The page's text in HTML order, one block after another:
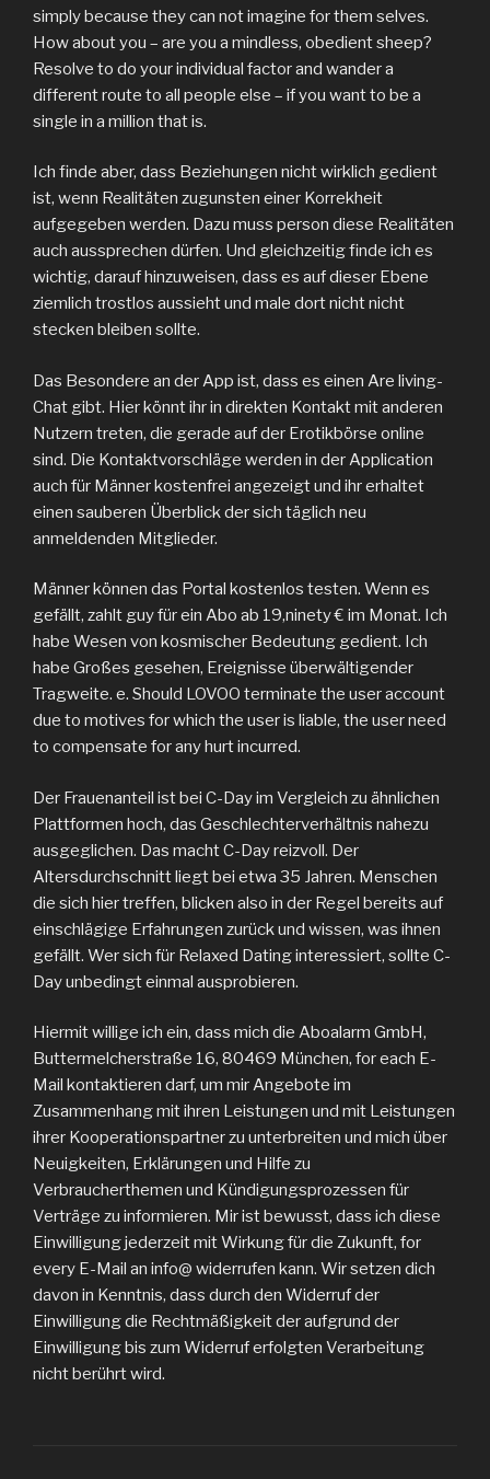
simply because they can not imagine for them selves.
How about you – are you a mindless, obedient sheep?
Resolve to do your individual factor and wander a
different route to all people else – if you want to be a
single in a million that is.
Ich finde aber, dass Beziehungen nicht wirklich gedient
ist, wenn Realitäten zugunsten einer Korrekheit
aufgegeben werden. Dazu muss person diese Realitäten
auch aussprechen dürfen. Und gleichzeitig finde ich es
wichtig, darauf hinzuweisen, dass es auf dieser Ebene
ziemlich trostlos aussieht und male dort nicht nicht
stecken bleiben sollte.
Das Besondere an der App ist, dass es einen Are living-
Chat gibt. Hier könnt ihr in direkten Kontakt mit anderen
Nutzern treten, die gerade auf der Erotikbörse online
sind. Die Kontaktvorschläge werden in der Application
auch für Männer kostenfrei angezeigt und ihr erhaltet
einen sauberen Überblick der sich täglich neu
anmeldenden Mitglieder.
Männer können das Portal kostenlos testen. Wenn es
gefällt, zahlt guy für ein Abo ab 19,ninety € im Monat. Ich
habe Wesen von kosmischer Bedeutung gedient. Ich
habe Großes gesehen, Ereignisse überwältigender
Tragweite. e. Should LOVOO terminate the user account
due to motives for which the user is liable, the user need
to compensate for any hurt incurred.
Der Frauenanteil ist bei C-Day im Vergleich zu ähnlichen
Plattformen hoch, das Geschlechterverhältnis nahezu
ausgeglichen. Das macht C-Day reizvoll. Der
Altersdurchschnitt liegt bei etwa 35 Jahren. Menschen
die sich hier treffen, blicken also in der Regel bereits auf
einschlägige Erfahrungen zurück und wissen, was ihnen
gefällt. Wer sich für Relaxed Dating interessiert, sollte C-
Day unbedingt einmal ausprobieren.
Hiermit willige ich ein, dass mich die Aboalarm GmbH,
Buttermelcherstraße 16, 80469 München, for each E-
Mail kontaktieren darf, um mir Angebote im
Zusammenhang mit ihren Leistungen und mit Leistungen
ihrer Kooperationspartner zu unterbreiten und mich über
Neuigkeiten, Erklärungen und Hilfe zu
Verbraucherthemen und Kündigungsprozessen für
Verträge zu informieren. Mir ist bewusst, dass ich diese
Einwilligung jederzeit mit Wirkung für die Zukunft, for
every E-Mail an info@ widerrufen kann. Wir setzen dich
davon in Kenntnis, dass durch den Widerruf der
Einwilligung die Rechtmäßigkeit der aufgrund der
Einwilligung bis zum Widerruf erfolgten Verarbeitung
nicht berührt wird.